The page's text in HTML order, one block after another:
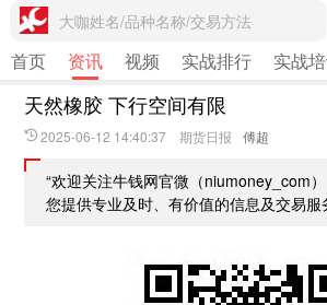
大咖姓名/品种名称/交易方法
首页 资讯 视频 实战排行 实战
天然橡胶 下行空间有限
2025-06-12 14:40:37 期货日报 傅超
“欢迎关注牛钱网官微（niumoney_com
您提供专业及时、有价值的信息及交易服